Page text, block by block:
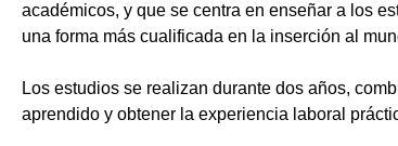
académicos, y que se centra en enseñar a los
una forma más cualificada en la inserción al
Los estudios se realizan durante dos años,
aprendido y obtener la experiencia laboral